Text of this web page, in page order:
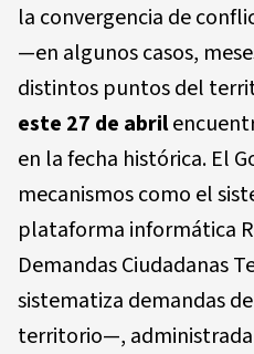
la convergencia de
—en algunos casos,
distintos puntos del
este 27 de abril
en la fecha histórica. El
mecanismos como el
plataforma informática
Demandas Ciudadanas
sistematiza demandas
territorio—,